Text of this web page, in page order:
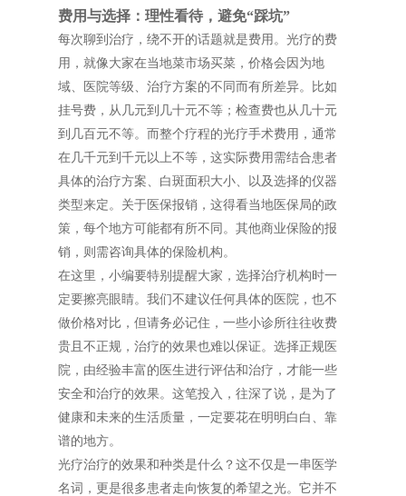
费用与选择：理性看待，避免“踩坑”
每次聊到治疗，绕不开的话题就是费用。光疗的费
用，就像大家在当地菜市场买菜，价格会因为地
域、医院等级、治疗方案的不同而有所差异。比如
挂号费，从几元到几十元不等；检查费也从几十元
到几百元不等。而整个疗程的光疗手术费用，通常
在几千元到千元以上不等，这实际费用需结合患者
具体的治疗方案、白斑面积大小、以及选择的仪器
类型来定。关于医保报销，这得看当地医保局的政
策，每个地方可能都有所不同。其他商业保险的报
销，则需咨询具体的保险机构。
在这里，小编要特别提醒大家，选择治疗机构时一
定要擦亮眼睛。我们不建议任何具体的医院，也不
做价格对比，但请务必记住，一些小诊所往往收费
贵且不正规，治疗的效果也难以保证。选择正规医
院，由经验丰富的医生进行评估和治疗，才能一些
安全和治疗的效果。这笔投入，往深了说，是为了
健康和未来的生活质量，一定要花在明明白白、靠
谱的地方。
光疗治疗的效果和种类是什么？这不仅是一串医学
名词，更是很多患者走向恢复的希望之光。它并不